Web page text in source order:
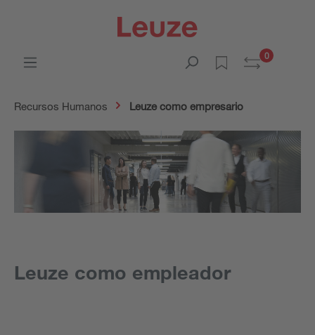
0
Recursos Humanos Leuze como empresario
Leuze como empleador